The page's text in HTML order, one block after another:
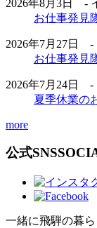
2026年8月3日 -
お仕事発見
2026年7月27日 -
お仕事発見
2026年7月24日 -
夏季休業の
more
公式SNS
一緒に飛騨の暮